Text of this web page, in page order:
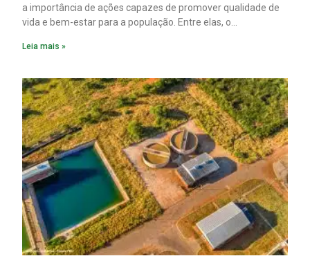
a importância de ações capazes de promover qualidade de
vida e bem-estar para a população. Entre elas, o
serviços de coleta e tratamento de esgoto contribui
melhora as condições de saúde pública.
Leia mais »